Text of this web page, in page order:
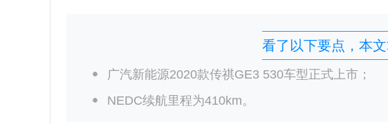
看了以下要点，本
广汽新能源2020款传祺GE3 530车型正式上市；
NEDC续航里程为410km。